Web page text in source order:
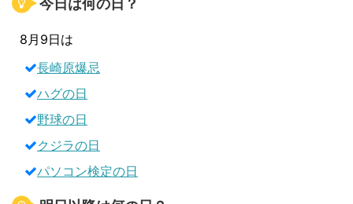
今日は何の日？
8月9日は
長崎原爆忌
ハグの日
野球の日
クジラの日
パソコン検定の日